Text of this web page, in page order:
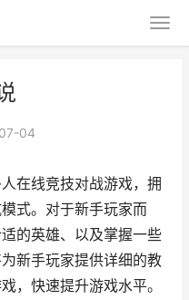
04
在线竞技对战游戏，拥
式。对于新手玩家而
的英雄、以及掌握一些
新手玩家提供详细的教
，快速提升游戏水平。